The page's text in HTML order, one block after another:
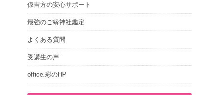
仮吉方の安心サポート
最強のご縁神社鑑定
よくある質問
受講生の声
office.彩のHP